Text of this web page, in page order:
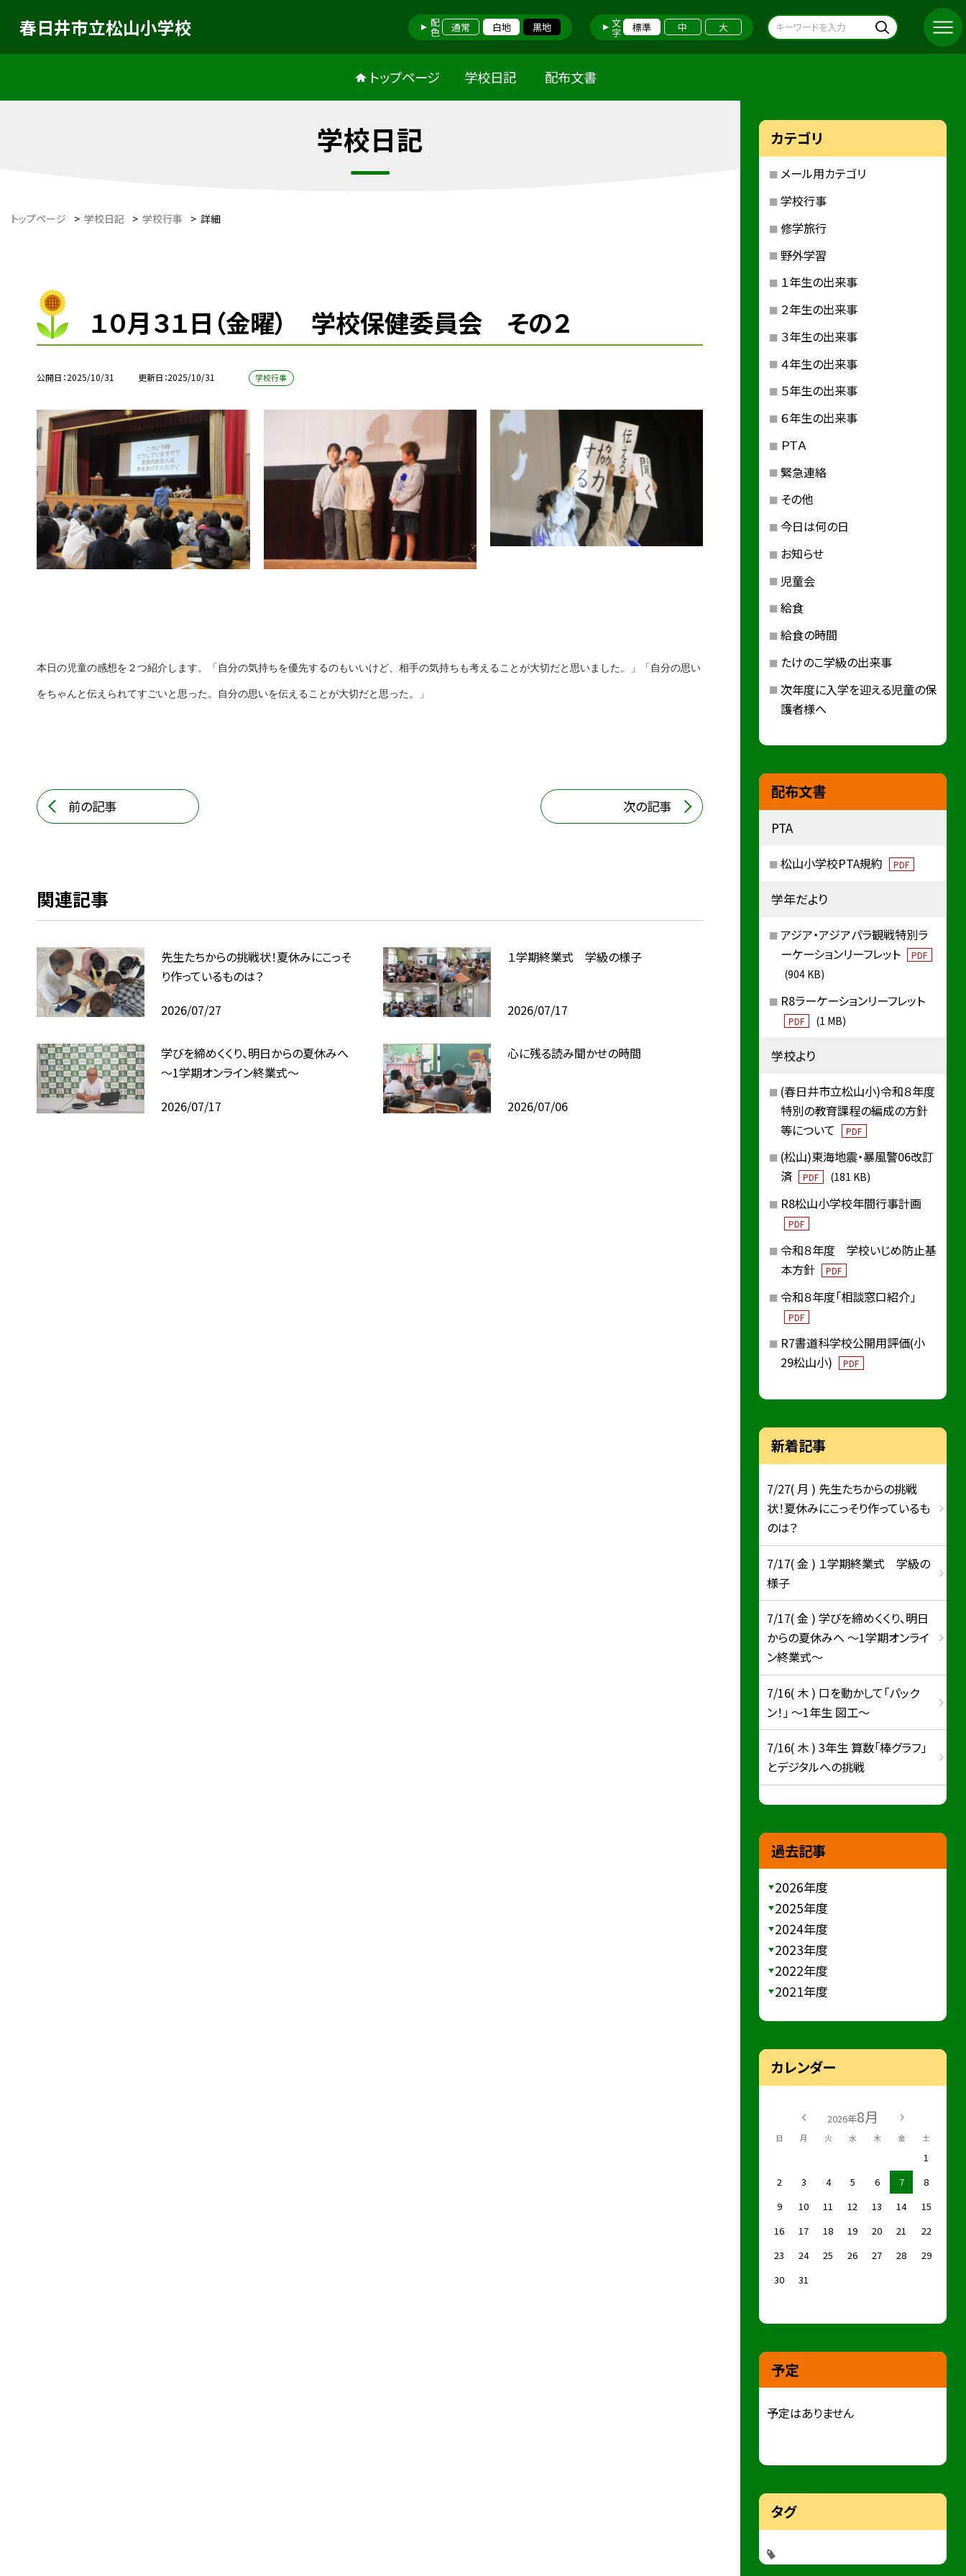
春日井市立松山小学校 配色 通常 白地 黒地 文字 標準 中 大
トップページ 学校日記 配布文書
学校日記
トップページ > 学校日記 > 学校行事 > 詳細
１０月３１日（金曜） 学校保健委員会 その２
公開日 2025/10/31 更新日 2025/10/31 学校行事
本日の児童の感想を２つ紹介します。「自分の気持ちを優先するのもいいけど、相手の気持ちも考えることが大切だと思いました。」「自分の思い
をちゃんと伝えられてすごいと思った。自分の思いを伝えることが大切だと思った。」
前の記事 次の記事
関連記事
先生たちからの挑戦状！夏休みにこっそ
り作っているものは？
2026/07/27
１学期終業式 学級の様子
2026/07/17
学びを締めくくり、明日からの夏休みへ
～1学期オンライン終業式～
2026/07/17
心に残る読み聞かせの時間
2026/07/06
カテゴリ
メール用カテゴリ
学校行事
修学旅行
野外学習
１年生の出来事
２年生の出来事
３年生の出来事
４年生の出来事
５年生の出来事
６年生の出来事
ＰＴＡ
緊急連絡
その他
今日は何の日
お知らせ
児童会
給食
給食の時間
たけのこ学級の出来事
次年度に入学を迎える児童の保
護者様へ
配布文書
PTA
松山小学校PTA規約 PDF
学年だより
アジア・アジアパラ観戦特別ラ
ーケーションリーフレット
PDF
(904 KB)
R8ラーケーションリーフレット
PDF (1 MB)
学校より
(春日井市立松山小)令和８年度
特別の教育課程の編成の方針
等について
PDF
(松山)東海地震・暴風警06改訂
済
PDF (181 KB)
R8松山小学校年間行事計画
PDF
令和８年度 学校いじめ防止基
本方針
PDF
令和８年度「相談窓口紹介」
PDF
R7書道科学校公開用評価(小
29松山小)
PDF
新着記事
7/27( 月 ) 先生たちからの挑戦
状！夏休みにこっそり作っているも
のは？
7/17( 金 ) １学期終業式 学級の
様子
7/17( 金 ) 学びを締めくくり、明日
からの夏休みへ ～1学期オンライ
ン終業式～
7/16( 木 ) 口を動かして「パック
ン！」 ～1年生 図工～
7/16( 木 ) 3年生 算数「棒グラフ」
とデジタルへの挑戦
過去記事
2026年度
2025年度
2024年度
2023年度
2022年度
2021年度
カレンダー
2026年8月
日 月 火 水 木 金 土
1
2
3 4 5 6 7
8
9
10 11 12 13 14
15
16
17 18 19 20 21
22
23
24 25 26 27 28
29
30
31
予定
予定はありません
タグ